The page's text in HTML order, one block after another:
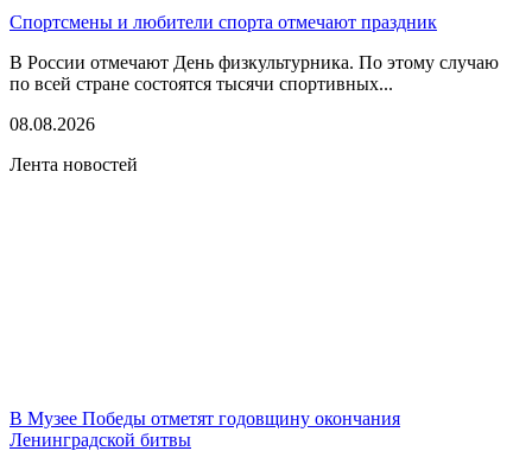
Спортсмены и любители спорта отмечают праздник
В России отмечают День физкультурника. По этому случаю
по всей стране состоятся тысячи спортивных...
08.08.2026
Лента новостей
В Музее Победы отметят годовщину окончания
Ленинградской битвы